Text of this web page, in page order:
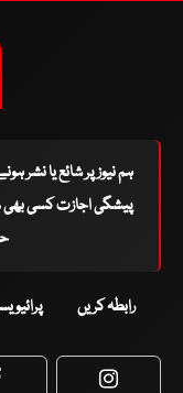
ہم نیوز پر شائع یا نشر
پیشگی اجازت کسی بھی
رابطہ کریں